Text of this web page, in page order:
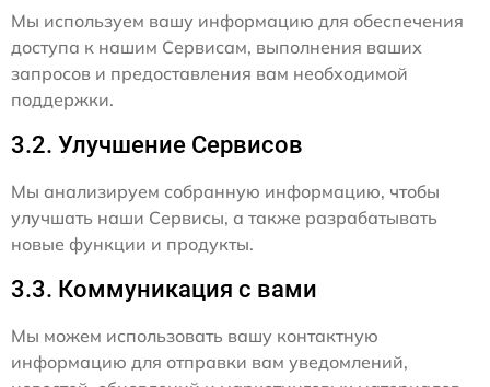
Мы используем вашу информацию для обеспечения
доступа к нашим Сервисам, выполнения ваших
запросов и предоставления вам необходимой
поддержки.
3.2. Улучшение Сервисов
Мы анализируем собранную информацию, чтобы
улучшать наши Сервисы, а также разрабатывать
новые функции и продукты.
3.3. Коммуникация с вами
Мы можем использовать вашу контактную
информацию для отправки вам уведомлений,